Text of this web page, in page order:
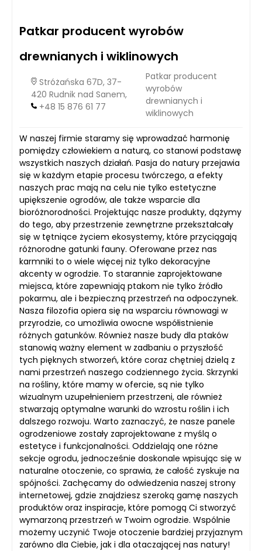
Patkar producent wyrobów
drewnianych i wiklinowych
Stróżańska 67D, 37-
420 Rudnik nad Sanem,
+48 15 876 61 77
Patkar producent
wyrobów
drewnianych i
wiklinowych
W naszej firmie staramy się wprowadzać harmonię
pomiędzy człowiekiem a naturą, co stanowi podstawę
wszystkich naszych działań. Pasja do natury przejawia
się w każdym etapie procesu twórczego, a efekty
naszych prac mają na celu nie tylko estetyczne
upiększenie ogrodów, ale także wsparcie dla
bioróżnorodności. Projektując nasze produkty, dążymy
do tego, aby przestrzenie zewnętrzne przekształcały
się w tętniące życiem ekosystemy, które przyciągają
różnorodne gatunki fauny. Oferowane przez nas
karmniki to o wiele więcej niż tylko dekoracyjne
akcenty w ogrodzie. To starannie zaprojektowane
miejsca, które zapewniają ptakom nie tylko źródło
pokarmu, ale i bezpieczną przestrzeń na odpoczynek.
Nasza filozofia opiera się na wsparciu równowagi w
przyrodzie, co umożliwia owocne współistnienie
różnych gatunków. Również nasze budy dla ptaków
stanowią ważny element w zadbaniu o przyszłość
tych pięknych stworzeń, które coraz chętniej dzielą z
nami przestrzeń naszego codziennego życia. Skrzynki
na rośliny, które mamy w ofercie, są nie tylko
wizualnym uzupełnieniem przestrzeni, ale również
stwarzają optymalne warunki do wzrostu roślin i ich
dalszego rozwoju. Warto zaznaczyć, że nasze panele
ogrodzeniowe zostały zaprojektowane z myślą o
estetyce i funkcjonalności. Oddzielają one różne
sekcje ogrodu, jednocześnie doskonale wpisując się w
naturalne otoczenie, co sprawia, że całość zyskuje na
spójności. Zachęcamy do odwiedzenia naszej strony
internetowej, gdzie znajdziesz szeroką gamę naszych
produktów oraz inspiracje, które pomogą Ci stworzyć
wymarzoną przestrzeń w Twoim ogrodzie. Wspólnie
możemy uczynić Twoje otoczenie bardziej przyjaznym
zarówno dla Ciebie, jak i dla otaczającej nas natury!